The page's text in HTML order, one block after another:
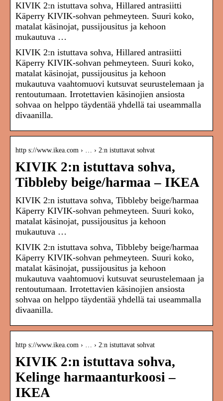
KIVIK 2:n istuttava sohva, Hillared antrasiitti
Käperry KIVIK-sohvan pehmeyteen. Suuri koko,
matalat käsinojat, pussijousitus ja kehoon
mukautuva …
KIVIK 2:n istuttava sohva, Hillared antrasiitti
Käperry KIVIK-sohvan pehmeyteen. Suuri koko,
matalat käsinojat, pussijousitus ja kehoon
mukautuva vaahtomuovi kutsuvat seurustelemaan ja
rentoutumaan. Irrotettavien käsinojien ansiosta
sohvaa on helppo täydentää yhdellä tai useammalla
divaanilla.
http s://www.ikea.com › … › 2:n istuttavat sohvat
KIVIK 2:n istuttava sohva,
Tibbleby beige/harmaa – IKEA
KIVIK 2:n istuttava sohva, Tibbleby beige/harmaa
Käperry KIVIK-sohvan pehmeyteen. Suuri koko,
matalat käsinojat, pussijousitus ja kehoon
mukautuva …
KIVIK 2:n istuttava sohva, Tibbleby beige/harmaa
Käperry KIVIK-sohvan pehmeyteen. Suuri koko,
matalat käsinojat, pussijousitus ja kehoon
mukautuva vaahtomuovi kutsuvat seurustelemaan ja
rentoutumaan. Irrotettavien käsinojien ansiosta
sohvaa on helppo täydentää yhdellä tai useammalla
divaanilla.
http s://www.ikea.com › … › 2:n istuttavat sohvat
KIVIK 2:n istuttava sohva,
Kelinge harmaanturkoosi –
IKEA